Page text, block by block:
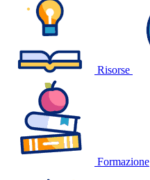
Risorse
Formazione